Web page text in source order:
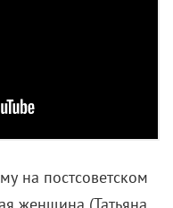
на постсоветском
женщина (Татьяна